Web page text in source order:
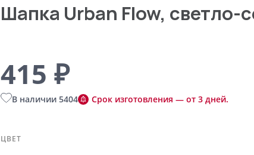
Шапка Urban Flow,
415 ₽
В наличии 5404 Срок изготовления — от 3 дней.
ЦВЕТ